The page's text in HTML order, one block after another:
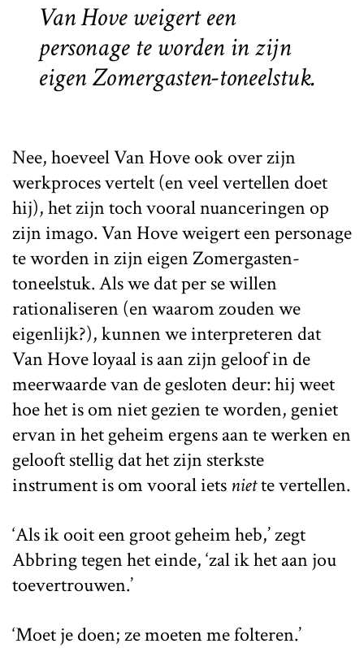
Van Hove weigert een
personage te worden in zijn
eigen Zomergasten-toneelstuk.
Nee, hoeveel Van Hove ook over zijn
werkproces vertelt (en veel vertellen doet
hij), het zijn toch vooral nuanceringen op
zijn imago. Van Hove weigert een personage
te worden in zijn eigen Zomergasten-
toneelstuk. Als we dat per se willen
rationaliseren (en waarom zouden we
eigenlijk?), kunnen we interpreteren dat
Van Hove loyaal is aan zijn geloof in de
meerwaarde van de gesloten deur: hij weet
hoe het is om niet gezien te worden, geniet
ervan in het geheim ergens aan te werken en
gelooft stellig dat het zijn sterkste
instrument is om vooral ietsniette vertellen.
‘Als ik ooit een groot geheim heb,’ zegt
Abbring tegen het einde, ‘zal ik het aan jou
toevertrouwen.’
‘Moet je doen; ze moeten me folteren.’